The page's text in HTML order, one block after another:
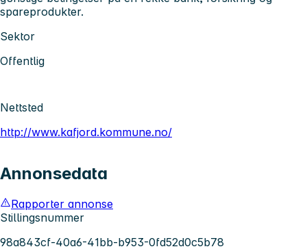
spareprodukter.
Sektor
Offentlig
Nettsted
http://www.kafjord.kommune.no/
Annonsedata
Rapporter annonse
Stillingsnummer
98a843cf-40a6-41bb-b953-0fd52d0c5b78